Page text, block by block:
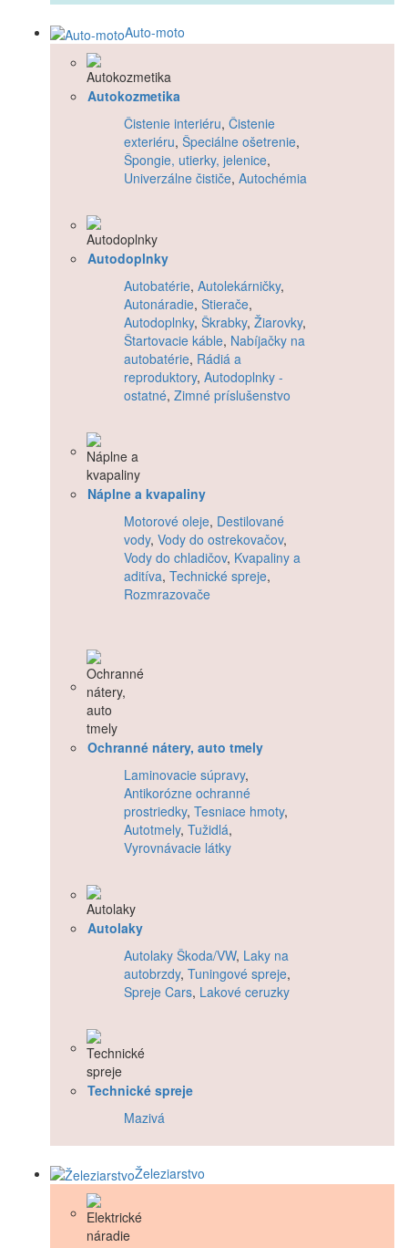
Auto-moto
Autokozmetika
Čistenie interiéru, Čistenie
exteriéru, Špeciálne ošetrenie,
Špongie, utierky, jelenice,
Univerzálne čističe, Autochémia
Autodoplnky
Autobatérie, Autolekárničky,
Autonáradie, Stierače,
Autodoplnky, Škrabky, Žiarovky,
Štartovacie káble, Nabíjačky na
autobatérie, Rádiá a
reproduktory, Autodoplnky -
ostatné, Zimné príslušenstvo
Náplne a kvapaliny
Motorové oleje, Destilované
vody, Vody do ostrekovačov,
Vody do chladičov, Kvapaliny a
aditíva, Technické spreje,
Rozmrazovače
Ochranné nátery, auto tmely
Laminovacie súpravy,
Antikorózne ochranné
prostriedky, Tesniace hmoty,
Autotmely, Tužidlá,
Vyrovnávacie látky
Autolaky
Autolaky Škoda/VW, Laky na
autobrzdy, Tuningové spreje,
Spreje Cars, Lakové ceruzky
Technické spreje
Mazivá
Železiarstvo